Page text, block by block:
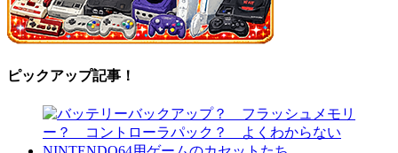
ピックアップ記事！